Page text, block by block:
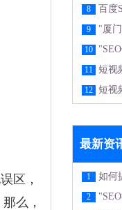
区，
么，
8 百度
9 "厦
10
11 短视
12 短视
最新资
1 如何
2